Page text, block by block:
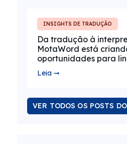
INSIGHTS DE TRADUÇÃO
Da tradução à
MotaWord está
oportunidades para
Leia ➞
VER TODOS OS POSTS